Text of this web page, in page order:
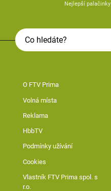
Nejlepší palačinky
O FTV Prima
Volná místa
Reklama
HbbTV
Podmínky užívání
Cookies
Vlastník FTV Prima spol. s
r.o.